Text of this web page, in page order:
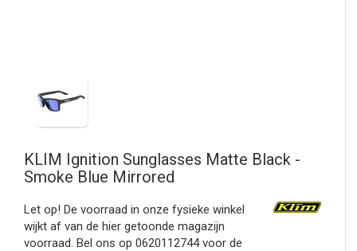
KLIM Ignition Sunglasses Matte Black -
Smoke Blue Mirrored
Let op! De voorraad in onze fysieke winkel
wijkt af van de hier getoonde magazijn
voorraad. Bel ons op 0620112744 voor de